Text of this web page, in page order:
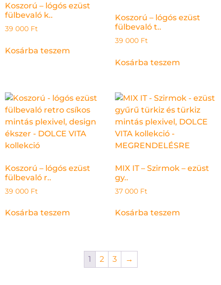
Koszorú – lógós ezüst
fülbevaló k..
39 000 Ft
Kosárba teszem
Koszorú – lógós ezüst
fülbevaló t..
39 000 Ft
Kosárba teszem
Koszorú – lógós ezüst
fülbevaló r..
39 000 Ft
Kosárba teszem
MIX IT – Szirmok – ezüst
gy..
37 000 Ft
Kosárba teszem
1 2 3 →